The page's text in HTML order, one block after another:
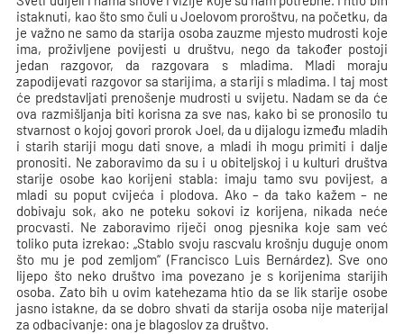
istaknuti, kao što smo čuli u Joelovom proroštvu, na početku, da
je važno ne samo da starija osoba zauzme mjesto mudrosti koje
ima, proživljene povijesti u društvu, nego da također postoji
jedan razgovor, da razgovara s mladima. Mladi moraju
zapodijevati razgovor sa starijima, a stariji s mladima. I taj most
će predstavljati prenošenje mudrosti u svijetu. Nadam se da će
ova razmišljanja biti korisna za sve nas, kako bi se pronosilo tu
stvarnost o kojoj govori prorok Joel, da u dijalogu između mladih
i starih stariji mogu dati snove, a mladi ih mogu primiti i dalje
pronositi. Ne zaboravimo da su i u obiteljskoj i u kulturi društva
starije osobe kao korijeni stabla: imaju tamo svu povijest, a
mladi su poput cvijeća i plodova. Ako – da tako kažem – ne
dobivaju sok, ako ne poteku sokovi iz korijena, nikada neće
procvasti. Ne zaboravimo riječi onog pjesnika koje sam već
toliko puta izrekao: „Stablo svoju rascvalu krošnju duguje onom
što mu je pod zemljom“ (Francisco Luis Bernárdez). Sve ono
lijepo što neko društvo ima povezano je s korijenima starijih
osoba. Zato bih u ovim katehezama htio da se lik starije osobe
jasno istakne, da se dobro shvati da starija osoba nije materijal
za odbacivanje: ona je blagoslov za društvo.